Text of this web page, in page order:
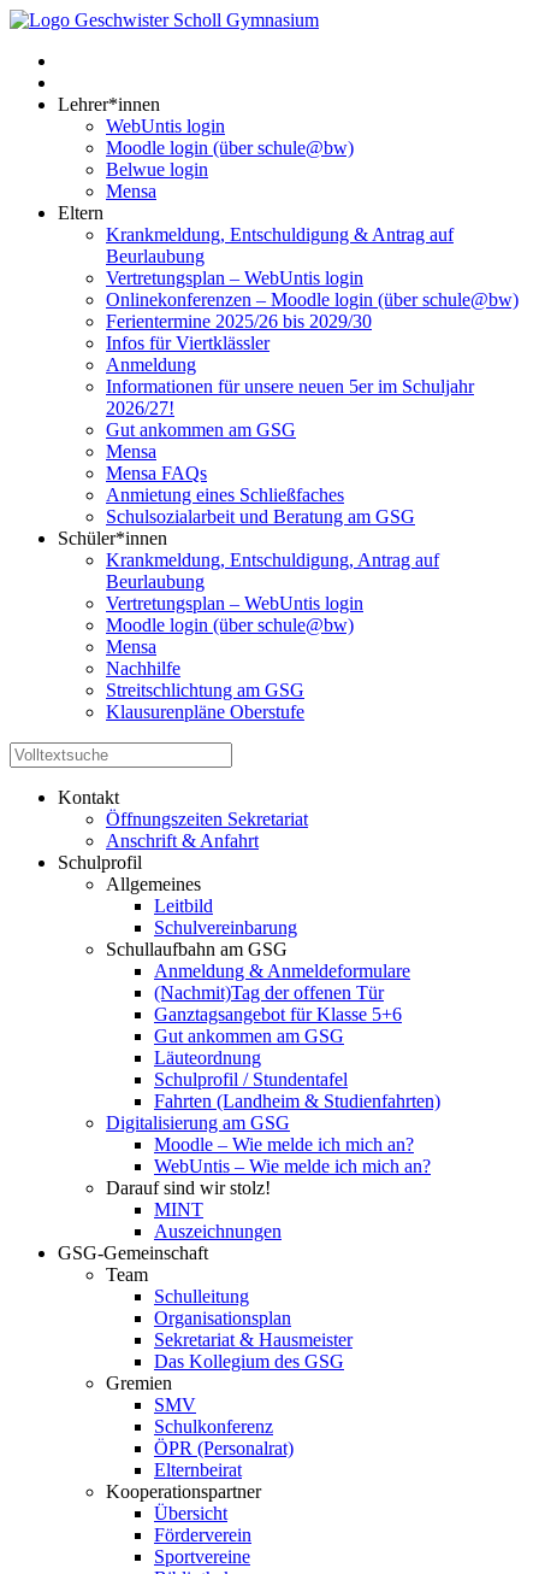
Lehrer*innen
WebUntis login
Moodle login (über schule@bw)
Belwue login
Mensa
Eltern
Krankmeldung, Entschuldigung & Antrag auf
Beurlaubung
Vertretungsplan – WebUntis login
Onlinekonferenzen – Moodle login (über schule@bw)
Ferientermine 2025/26 bis 2029/30
Infos für Viertklässler
Anmeldung
Informationen für unsere neuen 5er im Schuljahr
2026/27!
Gut ankommen am GSG
Mensa
Mensa FAQs
Anmietung eines Schließfaches
Schulsozialarbeit und Beratung am GSG
Schüler*innen
Krankmeldung, Entschuldigung, Antrag auf
Beurlaubung
Vertretungsplan – WebUntis login
Moodle login (über schule@bw)
Mensa
Nachhilfe
Streitschlichtung am GSG
Klausurenpläne Oberstufe
Kontakt
Öffnungszeiten Sekretariat
Anschrift & Anfahrt
Schulprofil
Allgemeines
Leitbild
Schulvereinbarung
Schullaufbahn am GSG
Anmeldung & Anmeldeformulare
(Nachmit)Tag der offenen Tür
Ganztagsangebot für Klasse 5+6
Gut ankommen am GSG
Läuteordnung
Schulprofil / Stundentafel
Fahrten (Landheim & Studienfahrten)
Digitalisierung am GSG
Moodle – Wie melde ich mich an?
WebUntis – Wie melde ich mich an?
Darauf sind wir stolz!
MINT
Auszeichnungen
GSG-Gemeinschaft
Team
Schulleitung
Organisationsplan
Sekretariat & Hausmeister
Das Kollegium des GSG
Gremien
SMV
Schulkonferenz
ÖPR (Personalrat)
Elternbeirat
Kooperationspartner
Übersicht
Förderverein
Sportvereine